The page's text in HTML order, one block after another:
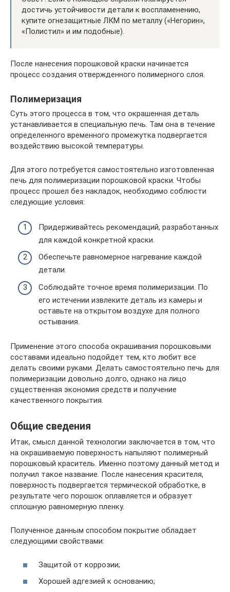
достичь устойчивости детали к воспламенению,
купите огнезащитные ЛКМ по металлу («Негорин»,
«Полистил» и им подобные).
После нанесения порошковой краски начинается
процесс создания отвержденного полимерного слоя.
Полимеризация
Суть этого процесса в том, что окрашенная деталь
устанавливается в специальную печь. Там она в течение
определенного временного промежутка подвергается
воздействию высокой температуры.
Для этого потребуется самостоятельно изготовленная
печь для полимеризации порошковой краски. Чтобы
процесс прошел без накладок, необходимо соблюсти
следующие условия:
Придерживайтесь рекомендаций, разработанных
для каждой конкретной краски.
Обеспечьте равномерное нагревание каждой
детали.
Соблюдайте точное время полимеризации. По
его истечении извлеките деталь из камеры и
оставьте на открытом воздухе для полного
остывания.
Применение этого способа окрашивания порошковыми
составами идеально подойдет тем, кто любит все
делать своими руками. Делать самостоятельно печь для
полимеризации довольно долго, однако на лицо
существенная экономия средств и получение
качественного покрытия.
Общие сведения
Итак, смысл данной технологии заключается в том, что
на окрашиваемую поверхность напыляют полимерный
порошковый краситель. Именно поэтому данный метод и
получил такое название. После нанесения красителя,
поверхность подвергается термической обработке, в
результате чего порошок оплавляется и образует
сплошную равномерную пленку.
Полученное данным способом покрытие обладает
следующими свойствами:
Защитой от коррозии;
Хорошей адгезией к основанию;